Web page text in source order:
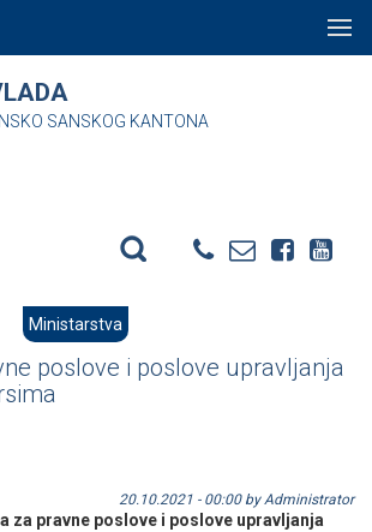
SANSKOG KANTONA
Ministarstva
poslove i poslove upravljanja
20.10.2021 - 00:00 by Administrator
za pravne poslove i poslove upravljanja